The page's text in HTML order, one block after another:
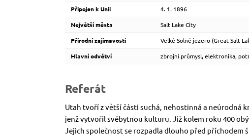
Připojen k Unii
4. 1. 1896
Největší města
Salt Lake City
Přírodní zajímavosti
Velké Solné jezero (Great Salt
Hlavní odvětví
zbrojní průmysl, elektronika,
Referát
Utah tvoří z větší části suchá, nehostinná a neúrodná
jenž vytvořil svébytnou kulturu. Již kolem roku 400
Jejich společnost se rozpadla dlouho před příchodem